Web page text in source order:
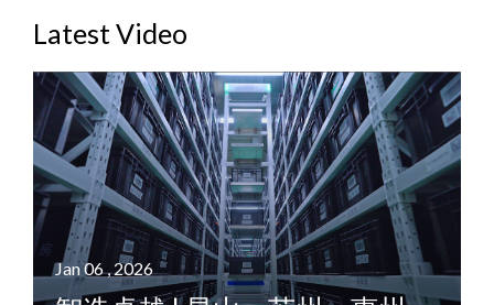
Latest Video
Jan 06 , 2026